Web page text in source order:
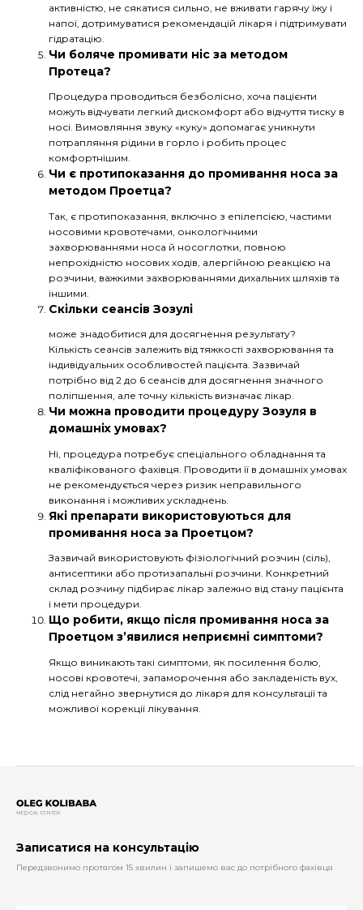
активністю, не сякатися сильно, не вживати гарячу їжу і
напої, дотримуватися рекомендацій лікаря і підтримувати
гідратацію.
Чи боляче промивати ніс за методом
Протеца?
Процедура проводиться безболісно, хоча пацієнти
можуть відчувати легкий дискомфорт або відчуття тиску в
носі. Вимовляння звуку «куку» допомагає уникнути
потрапляння рідини в горло і робить процес
комфортнішим.
Чи є протипоказання до промивання носа за
методом Проетца?
Так, є протипоказання, включно з епілепсією, частими
носовими кровотечами, онкологічними
захворюваннями носа й носоглотки, повною
непрохідністю носових ходів, алергійною реакцією на
розчини, важкими захворюваннями дихальних шляхів та
іншими.
Скільки сеансів Зозулі
може знадобитися для досягнення результату?
Кількість сеансів залежить від тяжкості захворювання та
індивідуальних особливостей пацієнта. Зазвичай
потрібно від 2 до 6 сеансів для досягнення значного
поліпшення, але точну кількість визначає лікар.
Чи можна проводити процедуру Зозуля в
домашніх умовах?
Ні, процедура потребує спеціального обладнання та
кваліфікованого фахівця. Проводити її в домашніх умовах
не рекомендується через ризик неправильного
виконання і можливих ускладнень.
Які препарати використовуються для
промивання носа за Проетцом?
Зазвичай використовують фізіологічний розчин (сіль),
антисептики або протизапальні розчини. Конкретний
склад розчину підбирає лікар залежно від стану пацієнта
і мети процедури.
Що робити, якщо після промивання носа за
Проетцом з’явилися неприємні симптоми?
Якщо виникають такі симптоми, як посилення болю,
носові кровотечі, запаморочення або закладеність вух,
слід негайно звернутися до лікаря для консультації та
можливої корекції лікування.
Записатися на консультацію
Передзвонимо протягом 15 хвилин і запишемо вас до потрібного фахівця